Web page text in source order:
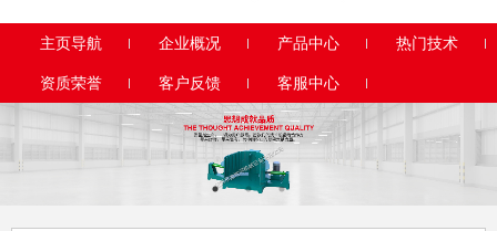
主页导航 企业概况 产品中心 热门技术
资质荣誉 客户反馈 客服中心